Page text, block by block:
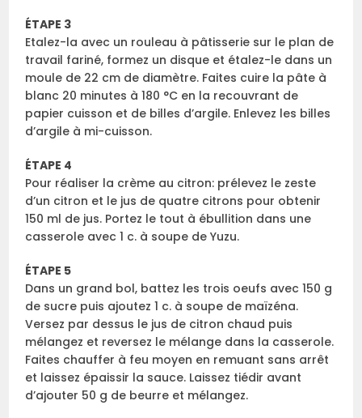
ÉTAPE 3
Etalez-la avec un rouleau à pâtisserie sur le plan de
travail fariné, formez un disque et étalez-le dans un
moule de 22 cm de diamètre. Faites cuire la pâte à
blanc 20 minutes à 180 °C en la recouvrant de
papier cuisson et de billes d’argile. Enlevez les billes
d’argile à mi-cuisson.
ÉTAPE 4
Pour réaliser la crème au citron: prélevez le zeste
d’un citron et le jus de quatre citrons pour obtenir
150 ml de jus. Portez le tout à ébullition dans une
casserole avec 1 c. à soupe de Yuzu.
ÉTAPE 5
Dans un grand bol, battez les trois oeufs avec 150 g
de sucre puis ajoutez 1 c. à soupe de maïzéna.
Versez par dessus le jus de citron chaud puis
mélangez et reversez le mélange dans la casserole.
Faites chauffer à feu moyen en remuant sans arrêt
et laissez épaissir la sauce. Laissez tiédir avant
d’ajouter 50 g de beurre et mélangez.